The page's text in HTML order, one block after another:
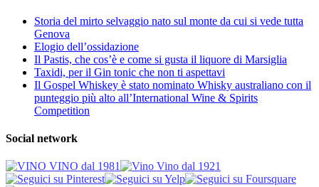
Storia del mirto selvaggio nato sul monte da cui si vede tutta
Genova
Elogio dell’ossidazione
Il Pastis, che cos’è e come si gusta il liquore di Marsiglia
Taxidi, per il Gin tonic che non ti aspettavi
Il Gospel Whiskey è stato nominato Whisky australiano con il
punteggio più alto all’International Wine & Spirits
Competition
Social network